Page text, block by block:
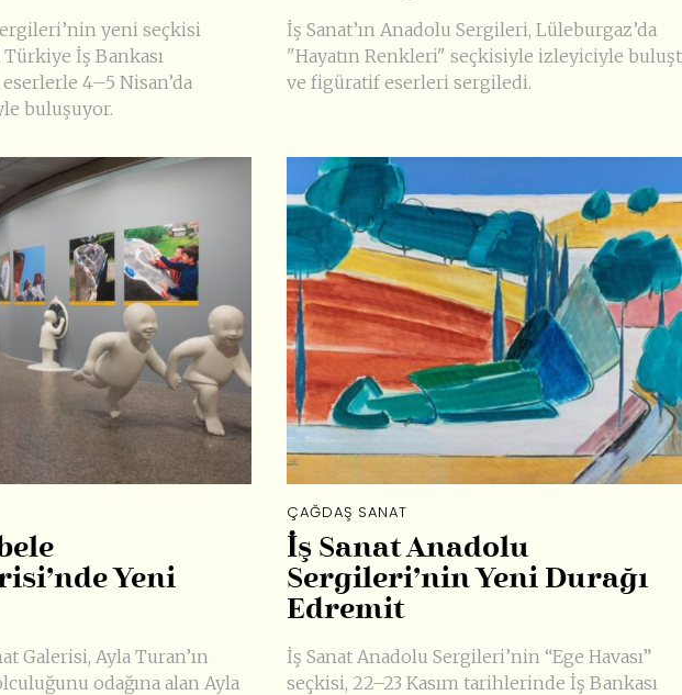
yeni seçkisi
Türkiye İş Bankası
4–5 Nisan’da
buluşuyor.
İş Sanat’ın Anadolu Sergileri, Lüleburgaz’da
"Hayatın Renkleri" seçkisiyle izleyiciyle
ve figüratif eserleri sergiledi.
Yeni
Galerisi, Ayla Turan’ın
odağına alan Ayla
ÇAĞDAŞ SANAT
İş Sanat Anadolu
Sergileri’nin Yeni Durağı
Edremit
İş Sanat Anadolu Sergileri’nin “Ege Havası”
seçkisi, 22–23 Kasım tarihlerinde İş Bankası